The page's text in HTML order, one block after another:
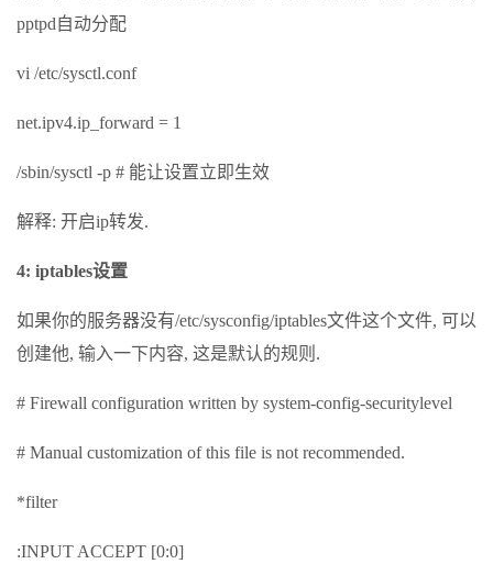
pptpd自动分配
vi /etc/sysctl.conf
net.ipv4.ip_forward = 1
/sbin/sysctl -p # 能让设置立即生效
解释: 开启ip转发.
4: iptables设置
如果你的服务器没有/etc/sysconfig/iptables文件这个文件, 可以
创建他, 输入一下内容, 这是默认的规则.
# Firewall configuration written by system-config-securitylevel
# Manual customization of this file is not recommended.
*filter
:INPUT ACCEPT [0:0]